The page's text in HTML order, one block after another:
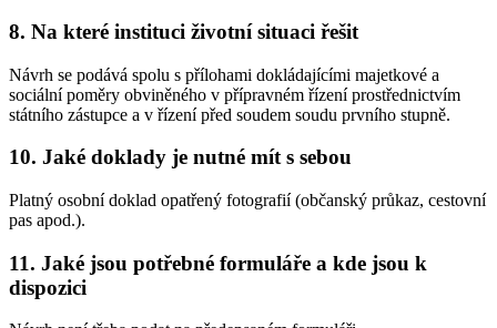
8. Na které instituci životní situaci řešit
Návrh se podává spolu s přílohami dokládajícími majetkové a
sociální poměry obviněného v přípravném řízení prostřednictvím
státního zástupce a v řízení před soudem soudu prvního stupně.
10. Jaké doklady je nutné mít s sebou
Platný osobní doklad opatřený fotografií (občanský průkaz, cestovní
pas apod.).
11. Jaké jsou potřebné formuláře a kde jsou k
dispozici